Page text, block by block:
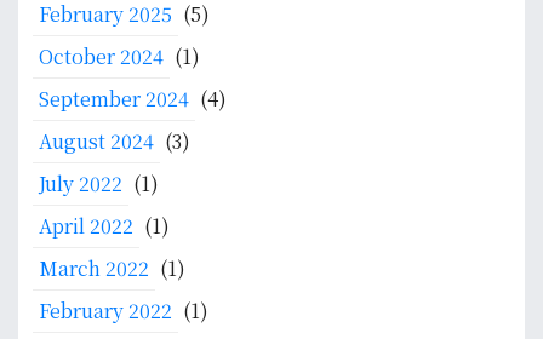
February 2025 (5)
October 2024 (1)
September 2024 (4)
August 2024 (3)
July 2022 (1)
April 2022 (1)
March 2022 (1)
February 2022 (1)